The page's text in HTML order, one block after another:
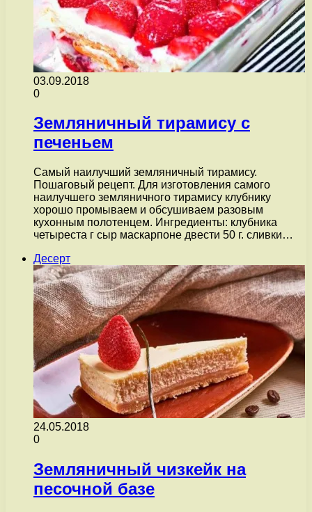
03.09.2018
0
Земляничный тирамису с
печеньем
Самый наилучший земляничный тирамису.
Пошаговый рецепт. Для изготовления самого
наилучшего земляничного тирамису клубнику
хорошо промываем и обсушиваем разовым
кухонным полотенцем. Ингредиенты: клубника
четыреста г сыр маскарпоне двести 50 г. сливки…
Десерт
24.05.2018
0
Земляничный чизкейк на
песочной базе